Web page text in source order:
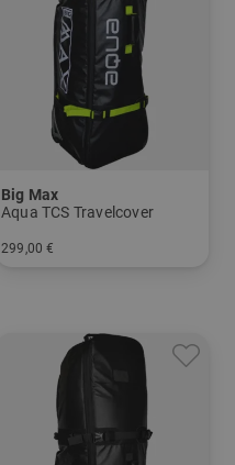
Big Max
Aqua TCS Travelcover
299,00 €